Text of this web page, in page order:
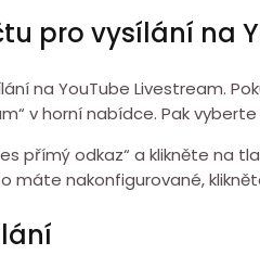
pro vysílání na
na YouTube Livestream.
v horní nabídce. Pak
přímý odkaz“ a klikněte
nakonfigurované,